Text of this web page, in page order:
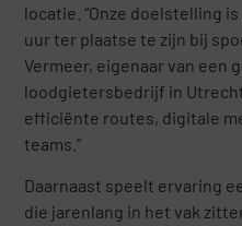
locatie. “Onze doelstelling
uur ter plaatse te zijn bij
Vermeer, eigenaar van een
loodgietersbedrijf in
efficiënte routes, digitale
teams.”
Daarnaast speelt ervaring
die jarenlang in het vak